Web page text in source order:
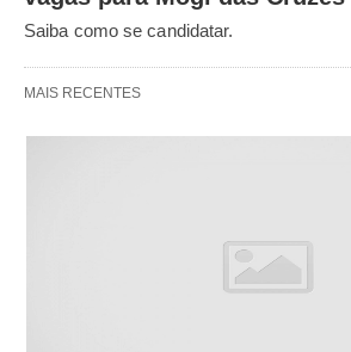
Saiba como se candidatar.
MAIS RECENTES